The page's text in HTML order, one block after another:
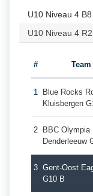
U10 Niveau 4
U10 Niveau 4
# Team
1
Blue Rocks
Kluisbergen
2
BBC Olympia
Denderleeuw
3 Gent-Oost
G10 B